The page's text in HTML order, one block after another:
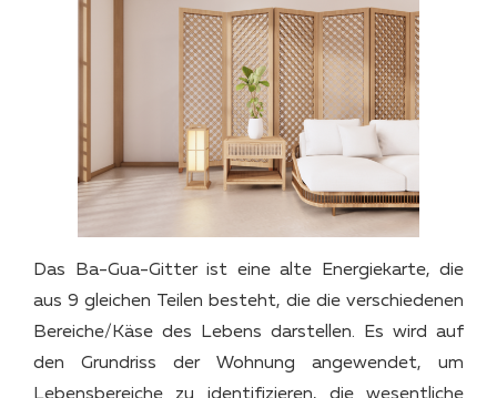
Das Ba-Gua-Gitter ist eine alte Energiekarte, die
aus 9 gleichen Teilen besteht, die die verschiedenen
Bereiche/Käse des Lebens darstellen. Es wird auf
den Grundriss der Wohnung angewendet, um
Lebensbereiche zu identifizieren, die wesentliche